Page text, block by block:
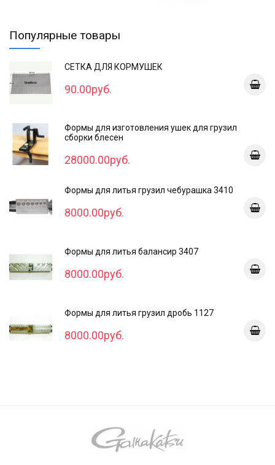
Популярные товары
СЕТКА ДЛЯ КОРМУШЕК
90.00руб.
Формы для изготовления ушек для грузил
сборки блесен
28000.00руб.
Формы для литья грузил чебурашка 3410
8000.00руб.
Формы для литья балансир 3407
8000.00руб.
Формы для литья грузил дробь 1127
8000.00руб.